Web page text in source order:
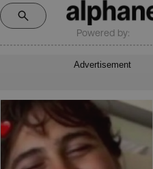
Powered by:
Advertisement